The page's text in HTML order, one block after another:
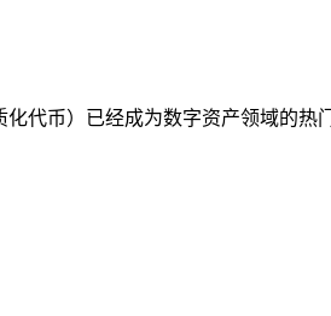
代币）已经成为数字资产领域的